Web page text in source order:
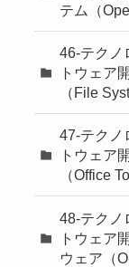
テム（
46-テクノ
トウェア
（File
47-テクノ
トウェア
（Office
48-テクノ
トウェア
ウェア（